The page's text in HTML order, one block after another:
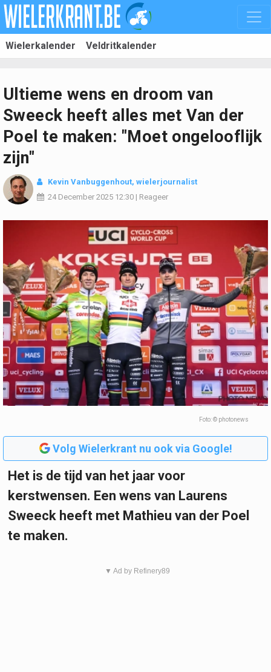
Wielerkalender Veldritkalender
Ultieme wens en droom van
Sweeck heeft alles met Van der
Poel te maken: "Moet ongelooflijk
zijn"
Kevin Vanbuggenhout, wielerjournalist
24 December 2025 12:30 | Reageer
Foto: © photonews
Volg Wielerkrant nu ook via Google!
Het is de tijd van het jaar voor
kerstwensen. Een wens van Laurens
Sweeck heeft met Mathieu van der Poel
te maken.
▼ Ad by Refinery89